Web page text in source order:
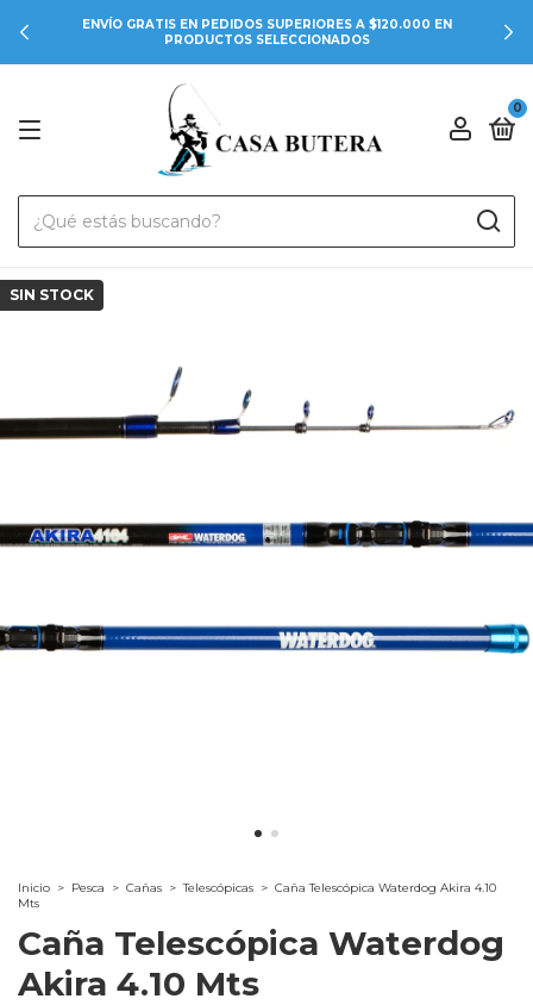
ENVÍO GRATIS EN PEDIDOS SUPERIORES A $120.000 EN
PRODUCTOS SELECCIONADOS
0
SIN STOCK
Inicio > Pesca > Cañas > Telescópicas > Caña Telescópica Waterdog Akira 4.10
Mts
Caña Telescópica Waterdog
Akira 4.10 Mts